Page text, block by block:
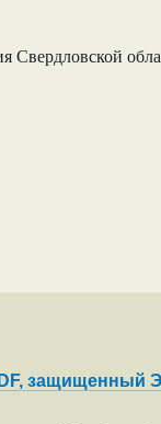
Свердловской
защищенный